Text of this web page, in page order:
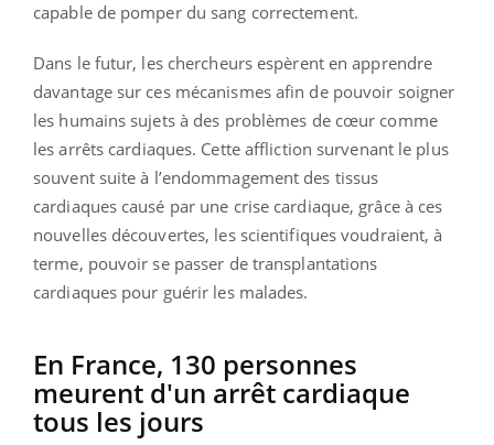
capable de pomper du sang correctement.
Dans le futur, les chercheurs espèrent en apprendre
davantage sur ces mécanismes afin de pouvoir soigner
les humains sujets à des problèmes de cœur comme
les arrêts cardiaques. Cette affliction survenant le plus
souvent suite à l’endommagement des tissus
cardiaques causé par une crise cardiaque, grâce à ces
nouvelles découvertes, les scientifiques voudraient, à
terme, pouvoir se passer de transplantations
cardiaques pour guérir les malades.
En France, 130 personnes
meurent d'un arrêt cardiaque
tous les jours